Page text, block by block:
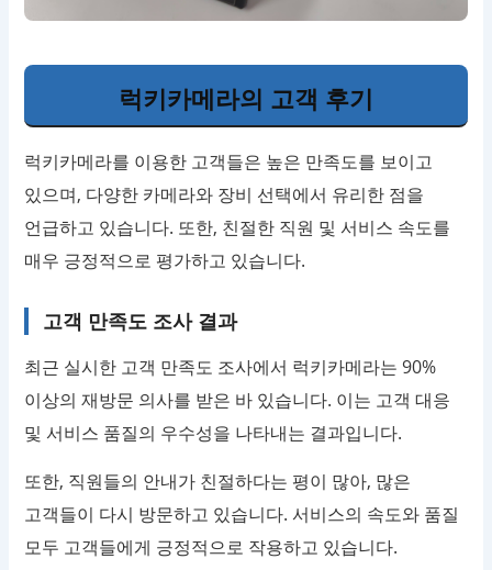
럭키카메라의 고객 후기
럭키카메라를 이용한 고객들은 높은 만족도를 보이고
있으며, 다양한 카메라와 장비 선택에서 유리한 점을
언급하고 있습니다. 또한, 친절한 직원 및 서비스 속도를
매우 긍정적으로 평가하고 있습니다.
고객 만족도 조사 결과
최근 실시한 고객 만족도 조사에서 럭키카메라는 90%
이상의 재방문 의사를 받은 바 있습니다. 이는 고객 대응
및 서비스 품질의 우수성을 나타내는 결과입니다.
또한, 직원들의 안내가 친절하다는 평이 많아, 많은
고객들이 다시 방문하고 있습니다. 서비스의 속도와 품질
모두 고객들에게 긍정적으로 작용하고 있습니다.